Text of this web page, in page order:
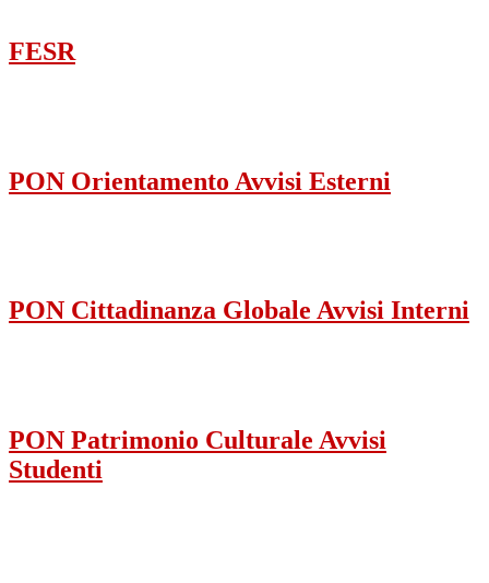
FESR
PON Orientamento Avvisi Esterni
PON Cittadinanza Globale Avvisi Interni
PON Patrimonio Culturale Avvisi
Studenti